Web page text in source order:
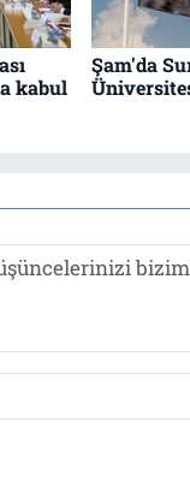
kabul
Şam'da